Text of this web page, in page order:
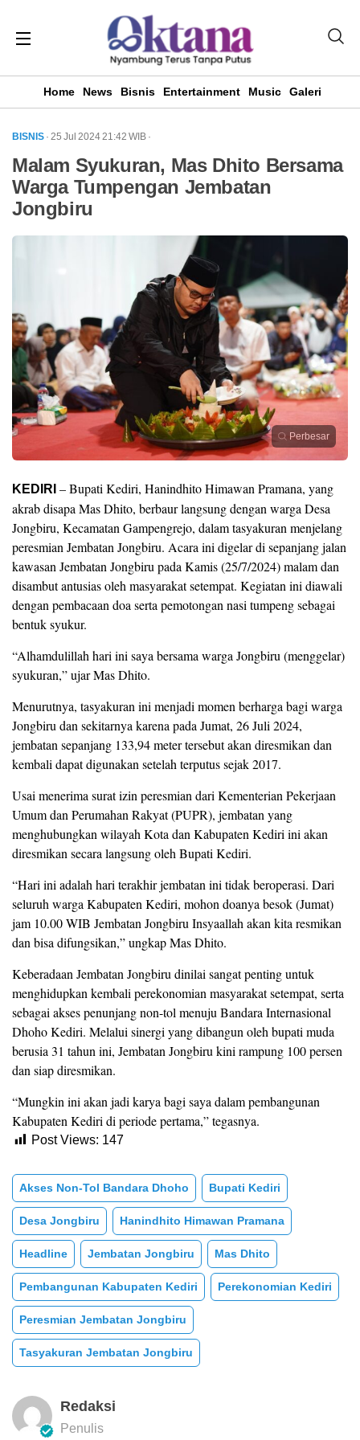
Home News Bisnis Entertainment Music Galeri
BISNIS · 25 Jul 2024 21:42 WIB ·
Malam Syukuran, Mas Dhito Bersama
Warga Tumpengan Jembatan
Jongbiru
Perbesar
KEDIRI – Bupati Kediri, Hanindhito Himawan Pramana, yang
akrab disapa Mas Dhito, berbaur langsung dengan warga Desa
Jongbiru, Kecamatan Gampengrejo, dalam tasyakuran menjelang
peresmian Jembatan Jongbiru. Acara ini digelar di sepanjang jalan
kawasan Jembatan Jongbiru pada Kamis (25/7/2024) malam dan
disambut antusias oleh masyarakat setempat. Kegiatan ini diawali
dengan pembacaan doa serta pemotongan nasi tumpeng sebagai
bentuk syukur.
“Alhamdulillah hari ini saya bersama warga Jongbiru (menggelar)
syukuran,” ujar Mas Dhito.
Menurutnya, tasyakuran ini menjadi momen berharga bagi warga
Jongbiru dan sekitarnya karena pada Jumat, 26 Juli 2024,
jembatan sepanjang 133,94 meter tersebut akan diresmikan dan
kembali dapat digunakan setelah terputus sejak 2017.
Usai menerima surat izin peresmian dari Kementerian Pekerjaan
Umum dan Perumahan Rakyat (PUPR), jembatan yang
menghubungkan wilayah Kota dan Kabupaten Kediri ini akan
diresmikan secara langsung oleh Bupati Kediri.
“Hari ini adalah hari terakhir jembatan ini tidak beroperasi. Dari
seluruh warga Kabupaten Kediri, mohon doanya besok (Jumat)
jam 10.00 WIB Jembatan Jongbiru Insyaallah akan kita resmikan
dan bisa difungsikan,” ungkap Mas Dhito.
Keberadaan Jembatan Jongbiru dinilai sangat penting untuk
menghidupkan kembali perekonomian masyarakat setempat, serta
sebagai akses penunjang non-tol menuju Bandara Internasional
Dhoho Kediri. Melalui sinergi yang dibangun oleh bupati muda
berusia 31 tahun ini, Jembatan Jongbiru kini rampung 100 persen
dan siap diresmikan.
“Mungkin ini akan jadi karya bagi saya dalam pembangunan
Kabupaten Kediri di periode pertama,” tegasnya.
Post Views: 147
Akses Non-Tol Bandara Dhoho Bupati Kediri
Desa Jongbiru Hanindhito Himawan Pramana
Headline Jembatan Jongbiru Mas Dhito
Pembangunan Kabupaten Kediri Perekonomian Kediri
Peresmian Jembatan Jongbiru
Tasyakuran Jembatan Jongbiru
Redaksi
Penulis